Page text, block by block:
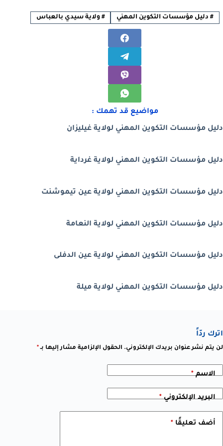
#دليل مؤسسات التكوين المهني # ولاية سيدي بالعباس
مواضيع قد تهمك :
دليل مؤسسات التكوين المهني لولاية غيليزان
دليل مؤسسات التكوين المهني لولاية غرداية
دليل مؤسسات التكوين المهني لولاية عين تيموشنت
دليل مؤسسات التكوين المهني لولاية النعامة
دليل مؤسسات التكوين المهني لولاية عين الدفلى
دليل مؤسسات التكوين المهني لولاية ميلة
اترك ردّاً
لن يتم نشر عنوان بريدك الإلكتروني. الحقول الإلزامية مشار إليها بـ*
الاسم*
البريد الإلكتروني*
أضف تعليقًا *